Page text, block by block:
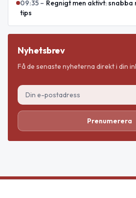
09:35 – Regnigt men aktivt: snabba
tips
Nyhetsbrev
Få de senaste nyheterna direkt i din
Prenumerera